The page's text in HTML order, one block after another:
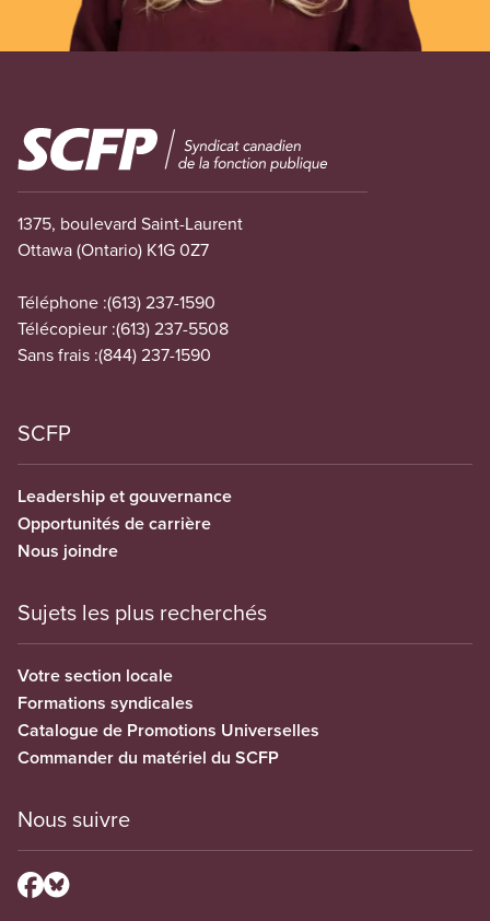
Image
1375, boulevard Saint-Laurent
Ottawa (Ontario) K1G 0Z7
Téléphone :(613) 237-1590
Télécopieur :(613) 237-5508
Sans frais :(844) 237-1590
SCFP
Leadership et gouvernance
Opportunités de carrière
Nous joindre
Sujets les plus recherchés
Votre section locale
Formations syndicales
Catalogue de Promotions Universelles
Commander du matériel du SCFP
Nous suivre